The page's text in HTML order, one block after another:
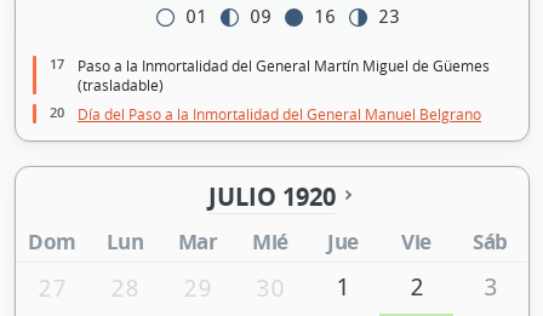
01 09 16 23
17
Paso a la Inmortalidad del General Martín Miguel de Güemes
(trasladable)
20 Día del Paso a la Inmortalidad del General Manuel Belgrano
JULIO 1920
Dom Lun Mar Mié Jue Vie Sáb
27 28 29 30 1 2
3